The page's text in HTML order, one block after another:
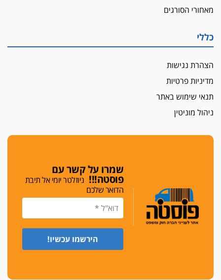
מאחורי הסורגים
כללי
הצהרת נגישות
מדיניות פרטיות
תנאי שימוש באתר
ניהול מוניטין
שמרו על קשר עם
פוסטה!!! ניוזלטר יומי אל תיבת
הדואר שלכם